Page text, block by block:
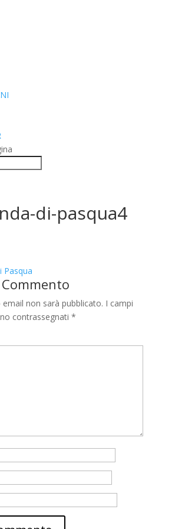
di-pasqua4
non sarà pubblicato. I campi
contrassegnati *